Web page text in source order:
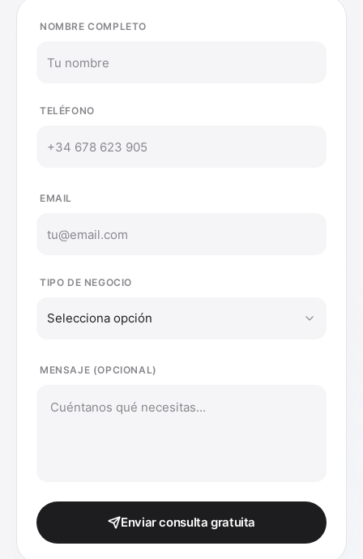
NOMBRE COMPLETO
TELÉFONO
EMAIL
TIPO DE NEGOCIO
Selecciona opción
MENSAJE (OPCIONAL)
Enviar consulta gratuita